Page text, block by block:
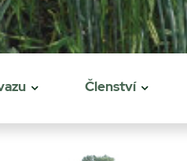
Členství